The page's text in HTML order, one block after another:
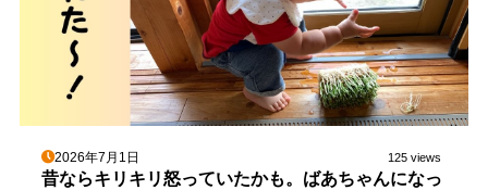
2026年7月1日 125 views
昔ならキリキリ怒っていたかも。ばあちゃんになっ